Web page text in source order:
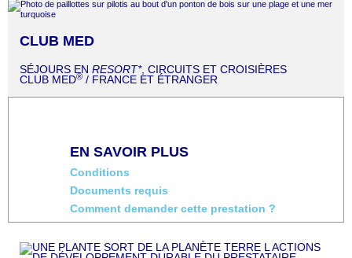
CLUB MED
SÉJOURS EN RESORT*, CIRCUITS ET CROISIÈRES
CLUB MED® / FRANCE ET ÉTRANGER
EN SAVOIR PLUS
Conditions
Documents requis
Comment demander cette prestation ?